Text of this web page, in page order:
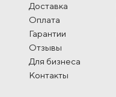
Доставка
Оплата
Гарантии
Отзывы
Для бизнеса
Контакты